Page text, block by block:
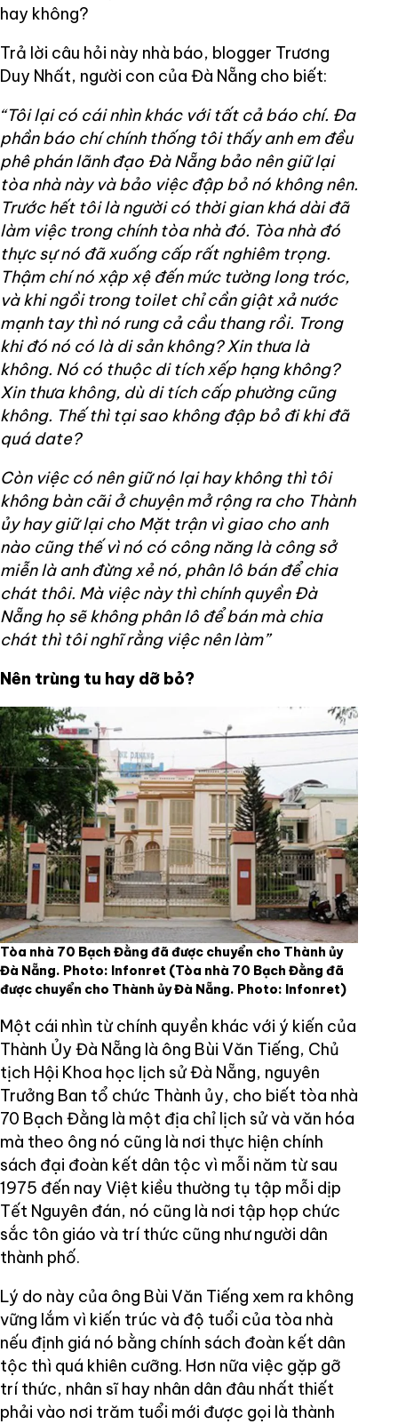
hay không?
Trả lời câu hỏi này nhà báo, blogger Trương
Duy Nhất, người con của Đà Nẵng cho biết:
“Tôi lại có cái nhìn khác với tất cả báo chí. Đa
phần báo chí chính thống tôi thấy anh em đều
phê phán lãnh đạo Đà Nẵng bảo nên giữ lại
tòa nhà này và bảo việc đập bỏ nó không nên.
Trước hết tôi là người có thời gian khá dài đã
làm việc trong chính tòa nhà đó. Tòa nhà đó
thực sự nó đã xuống cấp rất nghiêm trọng.
Thậm chí nó xập xệ đến mức tường long tróc,
và khi ngồi trong toilet chỉ cần giật xả nước
mạnh tay thì nó rung cả cầu thang rồi. Trong
khi đó nó có là di sản không? Xin thưa là
không. Nó có thuộc di tích xếp hạng không?
Xin thưa không, dù di tích cấp phường cũng
không. Thế thì tại sao không đập bỏ đi khi đã
quá date?
Còn việc có nên giữ nó lại hay không thì tôi
không bàn cãi ở chuyện mở rộng ra cho Thành
ủy hay giữ lại cho Mặt trận vì giao cho anh
nào cũng thế vì nó có công năng là công sở
miễn là anh đừng xẻ nó, phân lô bán để chia
chát thôi. Mà việc này thì chính quyền Đà
Nẵng họ sẽ không phân lô để bán mà chia
chát thì tôi nghĩ rằng việc nên làm”
Nên trùng tu hay dỡ bỏ?
Tòa nhà 70 Bạch Đằng đã được chuyển cho Thành ủy
Đà Nẵng. Photo: Infonret (Tòa nhà 70 Bạch Đằng đã
được chuyển cho Thành ủy Đà Nẵng. Photo: Infonret)
Một cái nhìn từ chính quyền khác với ý kiến của
Thành Ủy Đà Nẵng là ông Bùi Văn Tiếng, Chủ
tịch Hội Khoa học lịch sử Đà Nẵng, nguyên
Trưởng Ban tổ chức Thành ủy, cho biết tòa nhà
70 Bạch Đằng là một địa chỉ lịch sử và văn hóa
mà theo ông nó cũng là nơi thực hiện chính
sách đại đoàn kết dân tộc vì mỗi năm từ sau
1975 đến nay Việt kiều thường tụ tập mỗi dịp
Tết Nguyên đán, nó cũng là nơi tập họp chức
sắc tôn giáo và trí thức cũng như người dân
thành phố.
Lý do này của ông Bùi Văn Tiếng xem ra không
vững lắm vì kiến trúc và độ tuổi của tòa nhà
nếu định giá nó bằng chính sách đoàn kết dân
tộc thì quá khiên cưỡng. Hơn nữa việc gặp gỡ
trí thức, nhân sĩ hay nhân dân đâu nhất thiết
phải vào nơi trăm tuổi mới được gọi là thành